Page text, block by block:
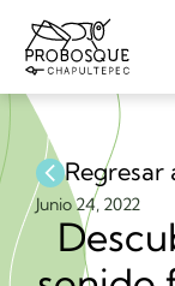
Regresar
Junio 24, 2022